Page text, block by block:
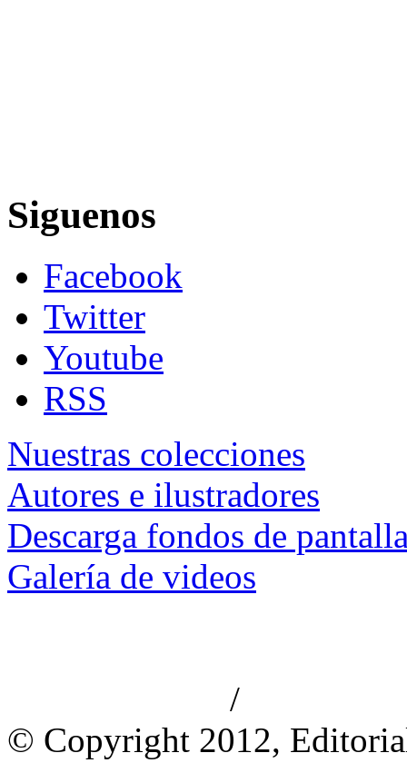
Siguenos
Facebook
Twitter
Youtube
RSS
Nuestras colecciones
Autores e ilustradores
Descarga fondos de
Galería de videos
/
© Copyright 2012,